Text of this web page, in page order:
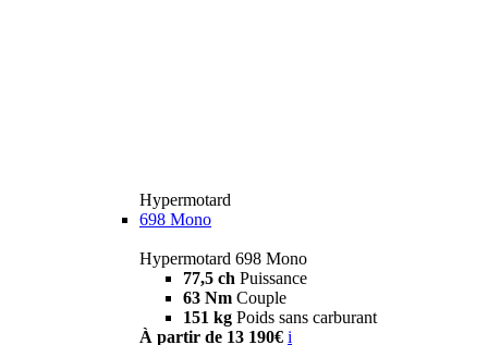
Hypermotard
698 Mono
Hypermotard 698 Mono
77,5 ch Puissance
63 Nm Couple
151 kg Poids sans carburant
À partir de 13 190€ i